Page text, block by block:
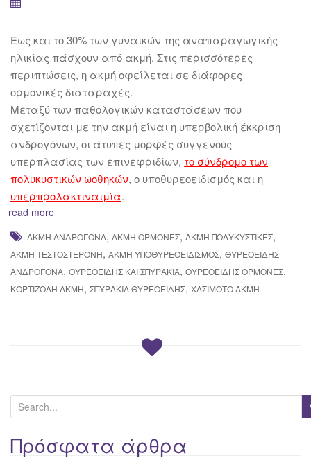
Έως και το 30% των γυναικών της αναπαραγωγικής
ηλικίας πάσχουν από ακμή. Στις περισσότερες
περιπτώσεις, η ακμή οφείλεται σε διάφορες
ορμονικές διαταραχές.
Μεταξύ των παθολογικών καταστάσεων που
σχετίζονται με την ακμή είναι η υπερβολική έκκριση
ανδρογόνων, οι άτυπες μορφές συγγενούς
υπερπλασίας των επινεφριδίων, το σύνδρομο των
πολυκυστικών ωοθηκών, ο υποθυρεοειδισμός και η
υπερπρολακτιναιμία.
read more
ΑΚΜΉ ΑΝΔΡΟΓΌΝΑ, ΑΚΜΉ ΟΡΜΌΝΕΣ, ΑΚΜΉ ΠΟΛΥΚΥΣΤΙΚΈΣ,
ΑΚΜΉ ΤΕΣΤΟΣΤΕΡΌΝΗ, ΑΚΜΉ ΥΠΟΘΥΡΕΟΕΙΔΙΣΜΌΣ, ΘΥΡΕΟΕΙΔΉΣ
ΑΝΔΡΟΓΌΝΑ, ΘΥΡΕΟΕΙΔΉΣ ΚΑΙ ΣΠΥΡΆΚΙΑ, ΘΥΡΕΟΕΙΔΉΣ ΟΡΜΌΝΕΣ,
ΚΟΡΤΙΖΌΛΗ ΑΚΜΉ, ΣΠΥΡΆΚΙΑ ΘΥΡΕΟΕΙΔΉΣ, ΧΑΣΙΜΌΤΟ ΑΚΜΉ
e
a
rΠρόσφατα άρθρα